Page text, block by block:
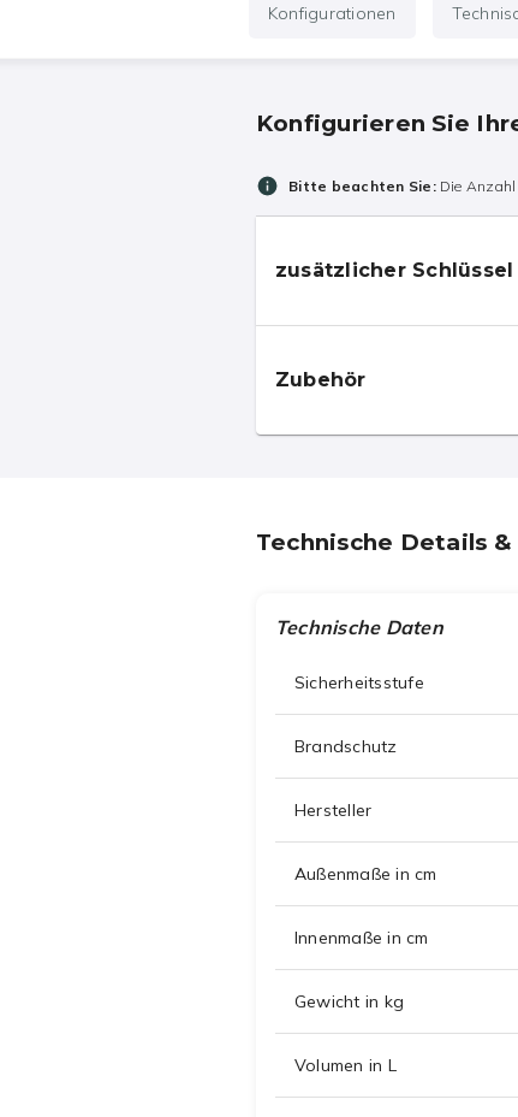
Konfigurationen
Konfigurieren Sie
Bitte beachten Sie:Die Anzahl
zusätzlicher Schlüssel
Zubehör
Technische Details
Technische Daten
Sicherheitsstufe
Brandschutz
Hersteller
Außenmaße in cm
Innenmaße in cm
Gewicht in kg
Volumen in L